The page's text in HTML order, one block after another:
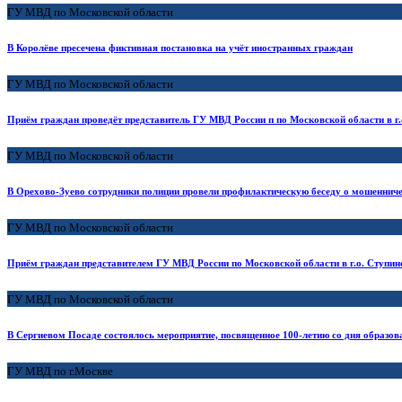
ГУ МВД по Московской области
В Королёве пресечена фиктивная постановка на учёт иностранных граждан
ГУ МВД по Московской области
Приём граждан проведёт представитель ГУ МВД России п по Московской области в
ГУ МВД по Московской области
В Орехово-Зуево сотрудники полиции провели профилактическую беседу о
ГУ МВД по Московской области
Приём граждан представителем ГУ МВД России по Московской области в г.о.
ГУ МВД по Московской области
В Сергиевом Посаде состоялось мероприятие, посвященное 100-летию со дня
ГУ МВД по г.Москве